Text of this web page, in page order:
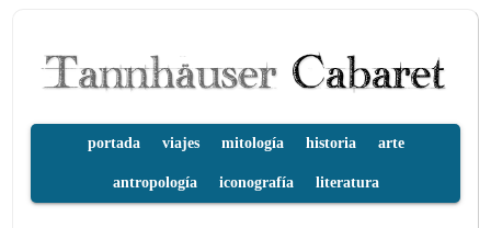
portada viajes mitología historia arte
antropología iconografía literatura